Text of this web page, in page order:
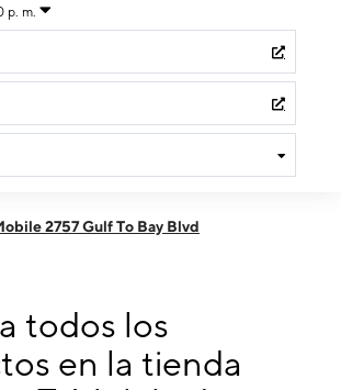
p. m.
m. a 8:00 p. m.
m. a 8:00 p. m.
m. a 8:00 p. m.
m. a 8:00 p. m.
2757 Gulf To Bay Blvd
todos los
en la tienda